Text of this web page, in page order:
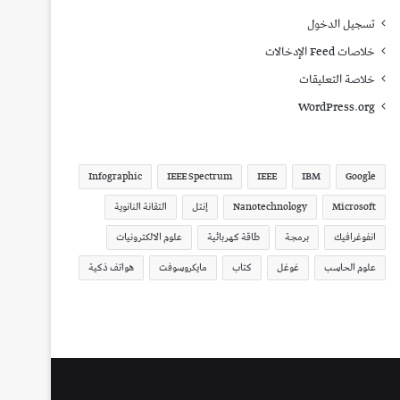
تسجيل الدخول
خلاصات Feed الإدخالات
خلاصة التعليقات
WordPress.org
Google
IBM
IEEE
IEEE Spectrum
Infographic
Microsoft
Nanotechnology إنتل
التقانة النانوية
انفوغرافيك
برمجة طاقة كهربائية
علوم الالكترونيات
علوم الحاسب
غوغل كتاب مايكروسوفت هواتف ذكية